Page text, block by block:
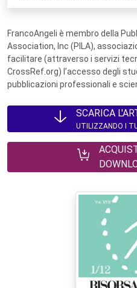
FrancoAngeli è membro della
Association, Inc (PILA),
facilitare (attraverso i servizi
CrossRef.org) l’accesso degli
pubblicazioni professionali e
SCARICA
UTILIZZANDO I